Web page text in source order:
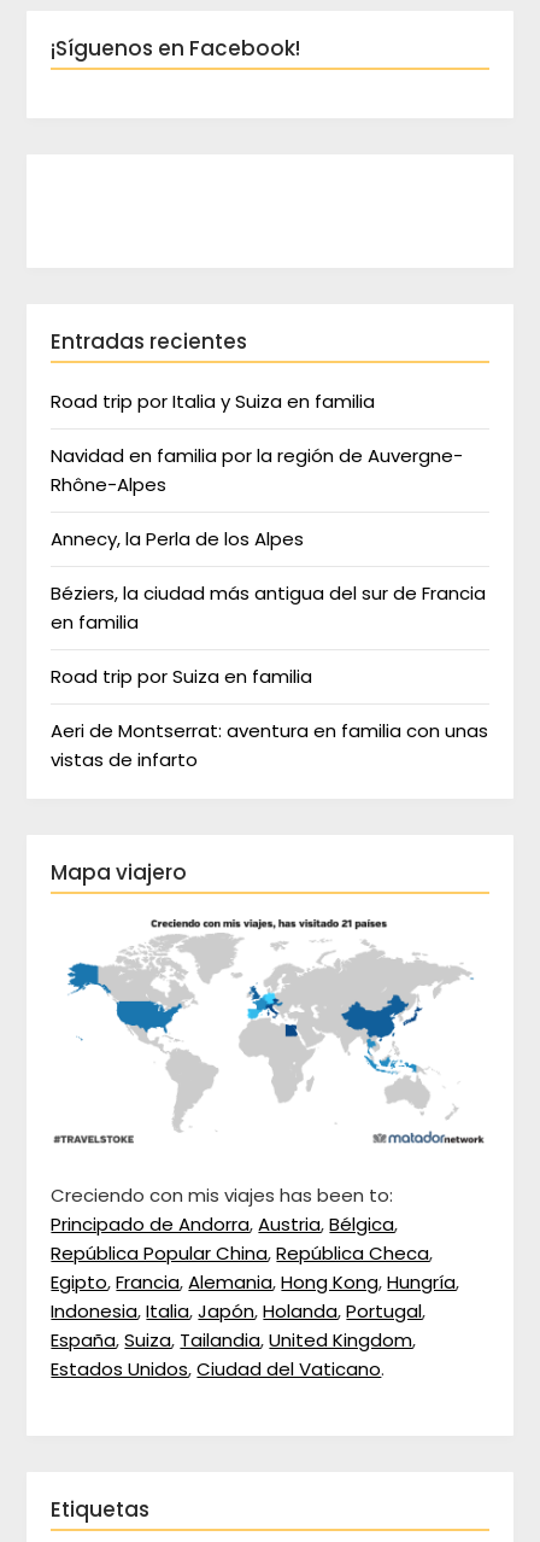
¡Síguenos en Facebook!
Entradas recientes
Road trip por Italia y Suiza en familia
Navidad en familia por la región de Auvergne-
Rhône-Alpes
Annecy, la Perla de los Alpes
Béziers, la ciudad más antigua del sur de Francia
en familia
Road trip por Suiza en familia
Aeri de Montserrat: aventura en familia con unas
vistas de infarto
Mapa viajero
Creciendo con mis viajes has been to:
Principado de Andorra,Austria,Bélgica,
República Popular China,República Checa,
Egipto,Francia,Alemania,Hong Kong,Hungría,
Indonesia,Italia,Japón,Holanda,Portugal,
España,Suiza, Tailandia,United Kingdom,
Estados Unidos,Ciudad del Vaticano.
Etiquetas